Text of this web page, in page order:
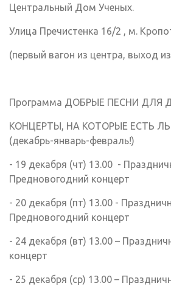
Центральный Дом Ученых.
Улица Пречистенка 16/2 , м.
(первый вагон из центра, выход
Программа ДОБРЫЕ ПЕСНИ ДЛЯ
КОНЦЕРТЫ, НА КОТОРЫЕ ЕСТЬ
(декабрь-январь-февраль!)
- 19 декабря (чт) 13.00 -
Предновогодний концерт
- 20 декабря (пт) 13.00 -
Предновогодний концерт
- 24 декабря (вт) 13.00 –
концерт
- 25 декабря (ср) 13.00 –